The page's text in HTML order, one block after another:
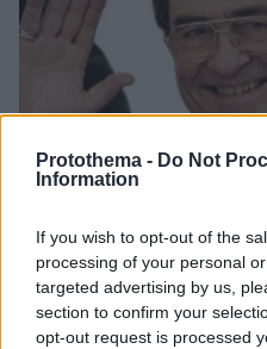
Protothema - Do Not
Information
If you wish to opt-out of the
processing of your personal
targeted advertising by us,
section to confirm your
opt-out request is processed